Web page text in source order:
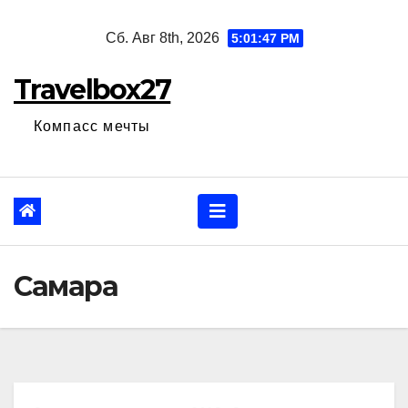
Сб. Авг 8th, 2026 5:01:47 PM
Travelbox27
Компасс мечты
Самара